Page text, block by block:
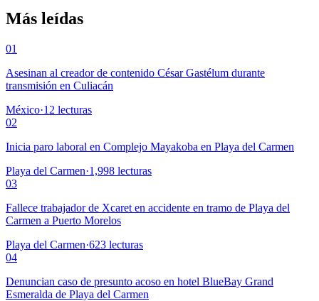
Más leídas
01
Asesinan al creador de contenido César Gastélum durante
transmisión en Culiacán
México·12 lecturas
02
Inicia paro laboral en Complejo Mayakoba en Playa del Carmen
Playa del Carmen·1,998 lecturas
03
Fallece trabajador de Xcaret en accidente en tramo de Playa del
Carmen a Puerto Morelos
Playa del Carmen·623 lecturas
04
Denuncian caso de presunto acoso en hotel BlueBay Grand
Esmeralda de Playa del Carmen